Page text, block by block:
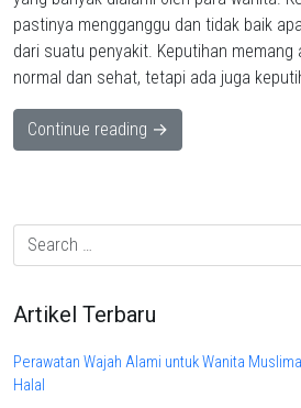
pastinya mengganggu dan tidak baik
dari suatu penyakit. Keputihan memang
normal dan sehat, tetapi ada juga
Continue reading →
Artikel Terbaru
Perawatan Wajah Alami untuk Wanita
Halal